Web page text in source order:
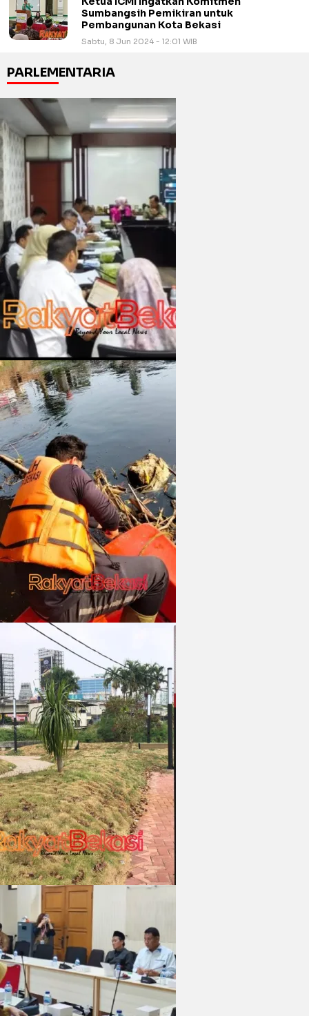
Sumbangsih Pemikiran untuk
Pembangunan Kota Bekasi
Sabtu, 8 Jun 2024 - 12:01 WIB
PARLEMENTARIA